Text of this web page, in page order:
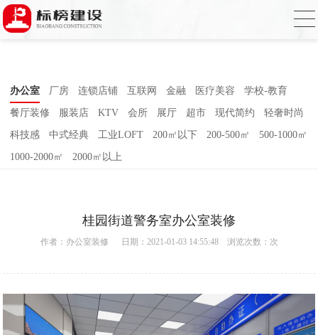
小黄片大全下载,小黄片应用下载,小黄片短
视频,下载小黄片免费
办公室 厂房 连锁店铺 互联网 金融 医疗美容 学校-教育
餐厅装修 服装店 KTV 会所 展厅 超市 现代简约 轻奢时尚
科技感 中式经典 工业LOFT 200㎡以下 200-500㎡ 500-1000㎡
1000-2000㎡ 2000㎡以上
桂园街道警务室办公室装修
作者： 办公室装修 日期：2021-01-03 14:55:48 浏览次数： 次